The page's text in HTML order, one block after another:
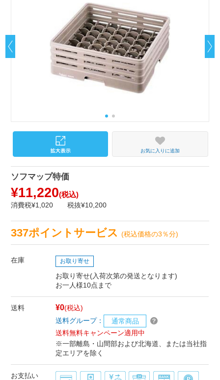
お気に入りに追加
ソフマップ特価
¥11,220(税込)
消費税¥1,020 税抜¥10,200
337ポイントサービス(税込価格の3％分)
在庫 お取り寄せ
お取り寄せ(入荷次第の発送となります)
お一人様10点まで
送料 ¥0(税込)
送料グループ：
通常商品
送料無料キャンペーン適用中
※一部離島・山間部および北海道、または当社指
定エリアを除く
お支払い